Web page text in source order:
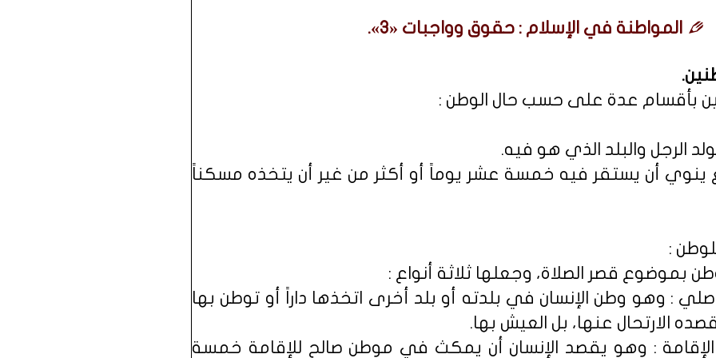
المواطنة في الإسلام : حقوق وواجبات «3».
بأقسام عدة على حسب حال الوطن :
:
بموضوع قصر الصلاة، وجعلها ثلاثة أنواع :
: وهو وطن الإنسان في بلدته أو بلد أخرى اتخذها داراً أو توطن بها
الارتحال عنها، بل العيش بها.
الإقامة : وهو يقصد الإنسان أن يمكث في موطن صالح للإقامة خمسة